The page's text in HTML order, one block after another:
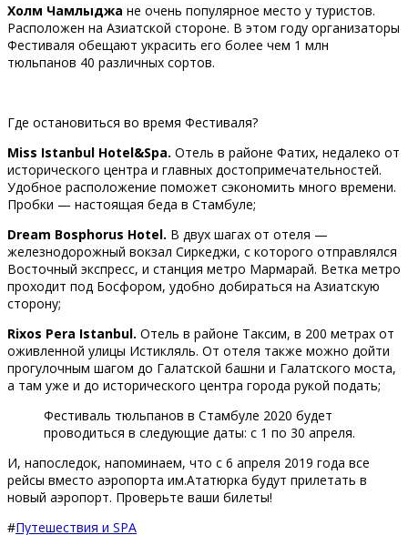
Холм Чамлыджа не очень популярное место у туристов.
Расположен на Азиатской стороне. В этом году организаторы
Фестиваля обещают украсить его более чем 1 млн
тюльпанов 40 различных сортов.
Где остановиться во время Фестиваля?
Miss Istanbul Hotel&Spa. Отель в районе Фатих, недалеко от
исторического центра и главных достопримечательностей.
Удобное расположение поможет сэкономить много времени.
Пробки — настоящая беда в Стамбуле;
Dream Bosphorus Hotel. В двух шагах от отеля —
железнодорожный вокзал Сиркеджи, с которого отправлялся
Восточный экспресс, и станция метро Мармарай. Ветка метро
проходит под Босфором, удобно добираться на Азиатскую
сторону;
Rixos Pera Istanbul. Отель в районе Таксим, в 200 метрах от
оживленной улицы Истикляль. От отеля также можно дойти
прогулочным шагом до Галатской башни и Галатского моста,
а там уже и до исторического центра города рукой подать;
Фестиваль тюльпанов в Стамбуле 2020 будет
проводиться в следующие даты: с 1 по 30 апреля.
И, напоследок, напоминаем, что с 6 апреля 2019 года все
рейсы вместо аэропорта им.Ататюрка будут прилетать в
новый аэропорт. Проверьте ваши билеты!
#Путешествия и SPA